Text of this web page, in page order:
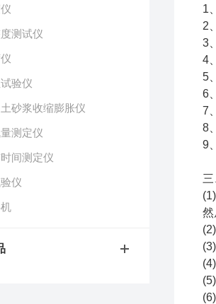
测试仪
验仪
砂浆收缩膨胀仪
测定仪
间测定仪
仪
1
2
3
4
5
6
7
8
9
然